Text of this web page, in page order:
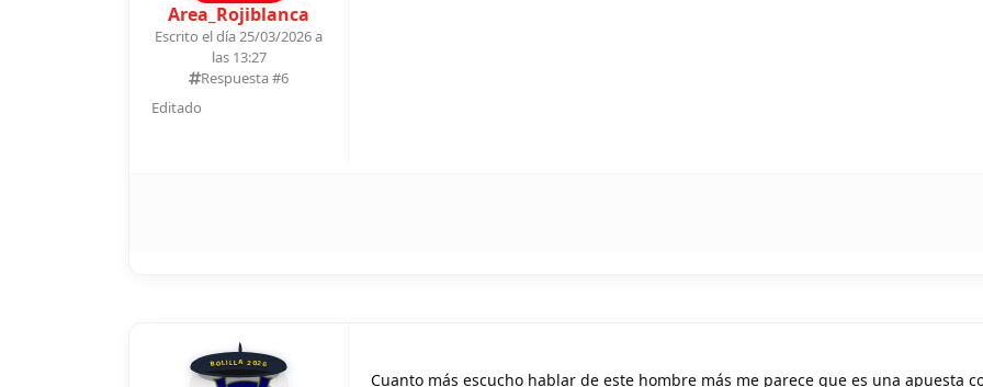
Area_Rojiblanca
Escrito el día 25/03/2026 a
las 13:27
Respuesta #6
Editado
BOLILLA 2026
Cuanto más escucho hablar de este hombre más me parece que es una apuesta